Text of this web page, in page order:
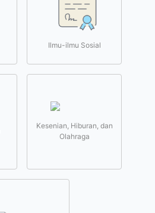
Ilmu-ilmu Sosial
Kesenian, Hiburan, dan
Olahraga